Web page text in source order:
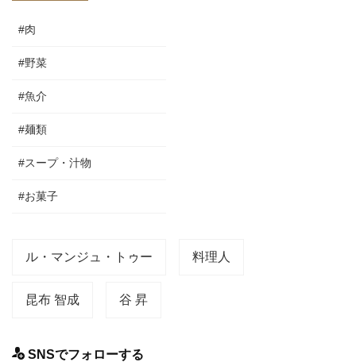
#肉
#野菜
#魚介
#麺類
#スープ・汁物
#お菓子
ル・マンジュ・トゥー 料理人
昆布 智成 谷 昇
SNSでフォローする